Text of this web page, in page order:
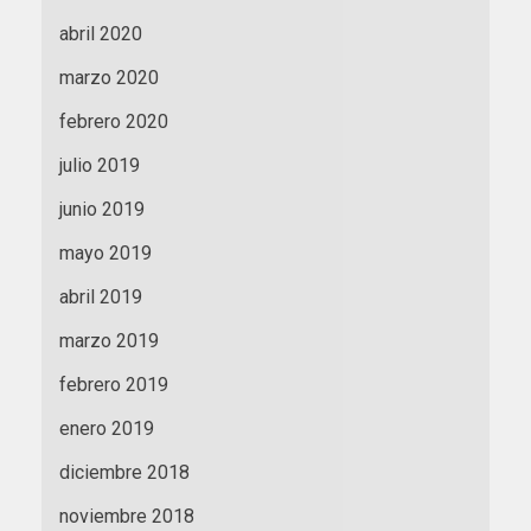
abril 2020
marzo 2020
febrero 2020
julio 2019
junio 2019
mayo 2019
abril 2019
marzo 2019
febrero 2019
enero 2019
diciembre 2018
noviembre 2018